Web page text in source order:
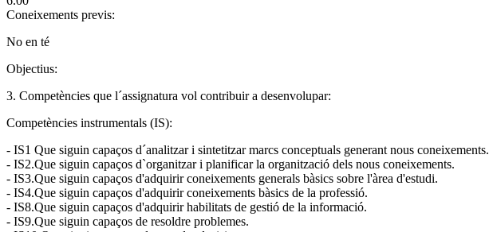
Coneixements previs:
No en té
Objectius:
3. Competències que l´assignatura vol contribuir a desenvolupar:
Competències instrumentals (IS):
- IS1 Que siguin capaços d´analitzar i sintetitzar marcs conceptuals generant nous coneixements.
- IS2.Que siguin capaços d`organitzar i planificar la organització dels nous coneixements.
- IS3.Que siguin capaços d'adquirir coneixements generals bàsics sobre l'àrea d'estudi.
- IS4.Que siguin capaços d'adquirir coneixements bàsics de la professió.
- IS8.Que siguin capaços d'adquirir habilitats de gestió de la informació.
- IS9.Que siguin capaços de resoldre problemes.